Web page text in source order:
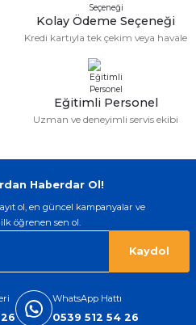
pahalı.
olmalı.
Paylaş
Kolay Ödeme Seçeneği
Kredi kartıyla tek çekim veya havale
Eğitimli Personel
Uzman ve deneyimli servis ekibi
Haberdar Ol!
ol, en güncel kampanyalar ve
öğrenen sen ol.
Kaydol
WhatsApp Hattı
0539 512 54 26